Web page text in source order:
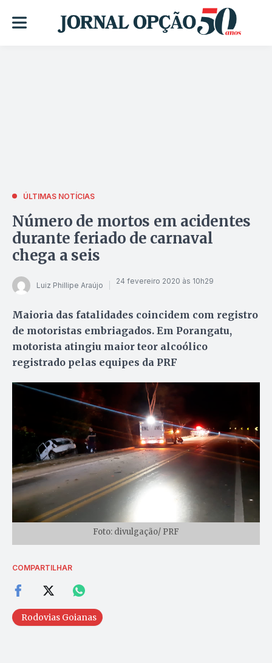
ÚLTIMAS NOTÍCIAS
Número de mortos em acidentes
durante feriado de carnaval
chega a seis
Luiz Phillipe Araújo 24 fevereiro 2020 às 10h29
Maioria das fatalidades coincidem com registro
de motoristas embriagados. Em Porangatu,
motorista atingiu maior teor alcoólico
registrado pelas equipes da PRF
Foto: divulgação/ PRF
COMPARTILHAR
Rodovias Goianas